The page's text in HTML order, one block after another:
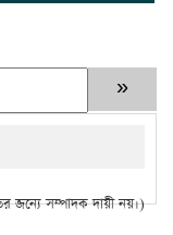
জন্যে সম্পাদক দায়ী নয়।)